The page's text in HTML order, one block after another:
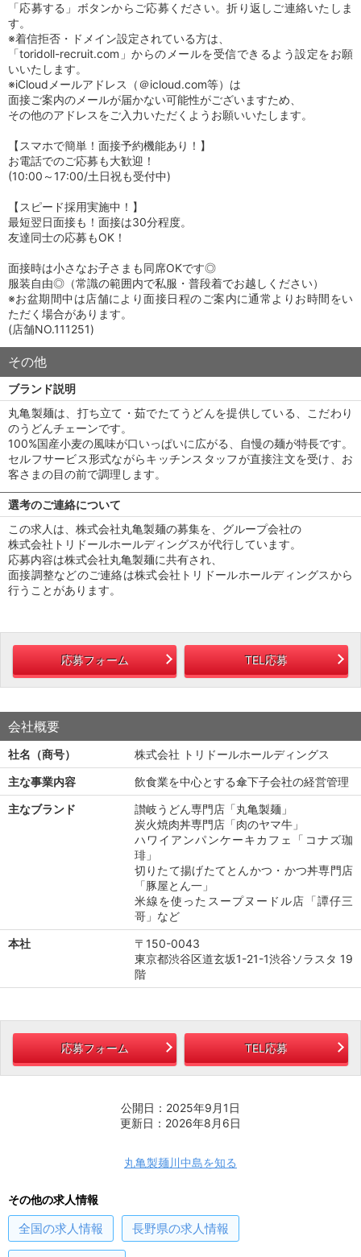
「応募する」ボタンからご応募ください。折り返しご連絡いたしま
す。
※着信拒否・ドメイン設定されている方は、
「toridoll-recruit.com」からのメールを受信できるよう設定をお願
いいたします。
※iCloudメールアドレス（＠icloud.com等）は
面接ご案内のメールが届かない可能性がございますため、
その他のアドレスをご入力いただくようお願いいたします。
【スマホで簡単！面接予約機能あり！】
お電話でのご応募も大歓迎！
(10:00～17:00/土日祝も受付中)
【スピード採用実施中！】
最短翌日面接も！面接は30分程度。
友達同士の応募もOK！
面接時は小さなお子さまも同席OKです◎
服装自由◎（常識の範囲内で私服・普段着でお越しください）
※お盆期間中は店舗により面接日程のご案内に通常よりお時間をい
ただく場合があります。
(店舗NO.111251)
その他
ブランド説明
丸亀製麺は、打ち立て・茹でたてうどんを提供している、こだわり
のうどんチェーンです。
100%国産小麦の風味が口いっぱいに広がる、自慢の麺が特長です。
セルフサービス形式ながらキッチンスタッフが直接注文を受け、お
客さまの目の前で調理します。
選考のご連絡について
この求人は、株式会社丸亀製麺の募集を、グループ会社の
株式会社トリドールホールディングスが代行しています。
応募内容は株式会社丸亀製麺に共有され、
面接調整などのご連絡は株式会社トリドールホールディングスから
行うことがあります。
応募フォーム TEL応募
会社概要
社名（商号）
株式会社 トリドールホールディングス
主な事業内容
飲食業を中心とする傘下子会社の経営管理
主なブランド
讃岐うどん専門店「丸亀製麺」
炭火焼肉丼専門店「肉のヤマ牛」
ハワイアンパンケーキカフェ「コナズ珈
琲」
切りたて揚げたてとんかつ・かつ丼専門店
「豚屋とん一」
米線を使ったスープヌードル店「譚仔三
哥」など
本社
〒150-0043
東京都渋谷区道玄坂1-21-1渋谷ソラスタ 19
階
応募フォーム TEL応募
公開日：2025年9月1日
更新日：2026年8月6日
丸亀製麺川中島を知る
その他の求人情報
全国の求人情報 長野県の求人情報